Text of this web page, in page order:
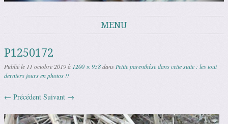
MENU
P1250172
Publié le 11 octobre 2019à 1200 × 958dansPetite parenthèse dans cette suite : les tout
derniers jours en photos !!
← Précédent Suivant →